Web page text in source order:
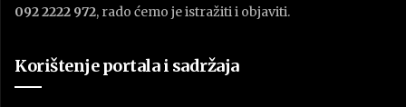
092 2222 972, rado ćemo je istražiti i objaviti.
Korištenje portala i sadržaja